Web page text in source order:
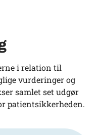
i relation til
vurderinger og
samlet set udgør
patientsikkerheden.